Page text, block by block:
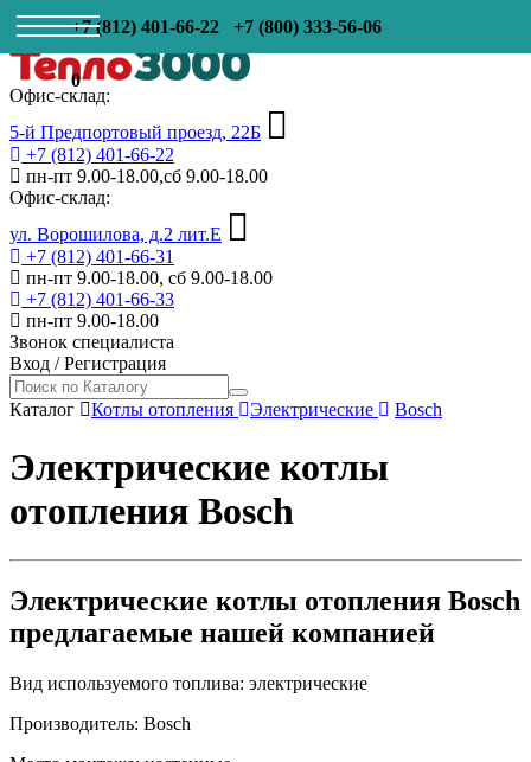
+7 (812) 401-66-22 +7 (800) 333-56-06
0
Офис-склад:
5-й Предпортовый проезд, 22Б
+7 (812) 401-66-22
пн-пт 9.00-18.00,сб 9.00-18.00
Офис-склад:
ул. Ворошилова, д.2 лит.Е
+7 (812) 401-66-31
пн-пт 9.00-18.00, сб 9.00-18.00
+7 (812) 401-66-33
пн-пт 9.00-18.00
Звонок специалиста
Вход /Регистрация
Каталог Котлы отопления Электрические Bosch
Электрические котлы
отопления Bosch
Электрические котлы отопления Bosch
предлагаемые нашей компанией
Вид используемого топлива: электрические
Производитель: Bosch